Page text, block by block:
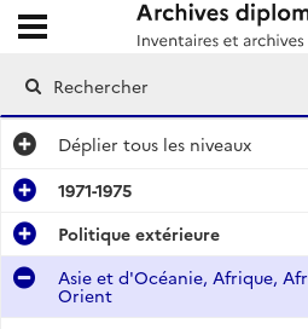
Archives diplomatiques
Ouvrir le menu déroulant
Déplier tous les niveaux
1971-1975
Politique extérieure
Asie et d'Océanie, Afrique,
Orient